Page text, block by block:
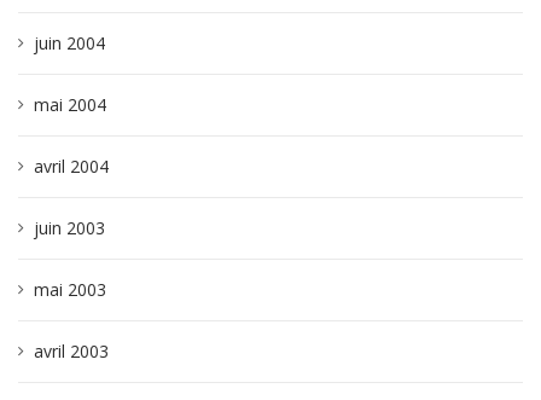
juin 2004
mai 2004
avril 2004
juin 2003
mai 2003
avril 2003